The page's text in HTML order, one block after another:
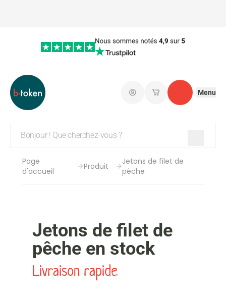
Connectez-vous
Mes paniers
Contact
Menu
Page
d'accueil
Produit
Jetons de filet de
pêche
Jetons de filet de
pêche en stock
Livraison rapide